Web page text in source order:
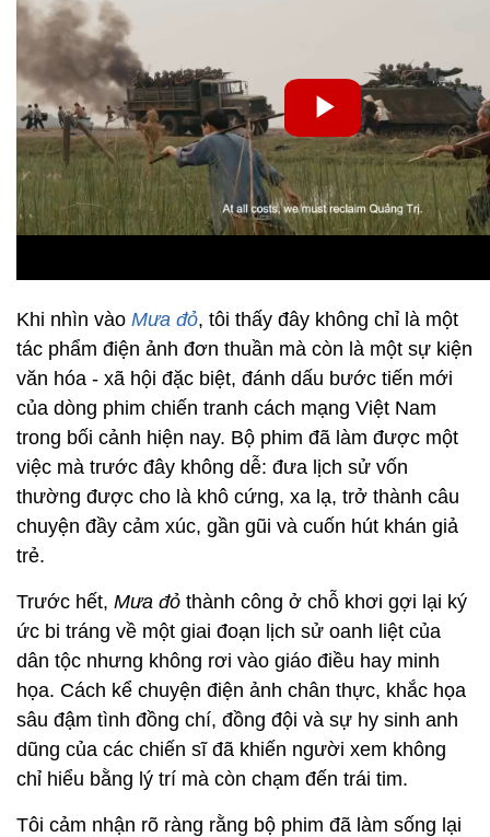
Khi nhìn vào Mưa đỏ, tôi thấy đây không chỉ là một
tác phẩm điện ảnh đơn thuần mà còn là một sự kiện
văn hóa - xã hội đặc biệt, đánh dấu bước tiến mới
của dòng phim chiến tranh cách mạng Việt Nam
trong bối cảnh hiện nay. Bộ phim đã làm được một
việc mà trước đây không dễ: đưa lịch sử vốn
thường được cho là khô cứng, xa lạ, trở thành câu
chuyện đầy cảm xúc, gần gũi và cuốn hút khán giả
trẻ.
Trước hết, Mưa đỏ thành công ở chỗ khơi gợi lại ký
ức bi tráng về một giai đoạn lịch sử oanh liệt của
dân tộc nhưng không rơi vào giáo điều hay minh
họa. Cách kể chuyện điện ảnh chân thực, khắc họa
sâu đậm tình đồng chí, đồng đội và sự hy sinh anh
dũng của các chiến sĩ đã khiến người xem không
chỉ hiểu bằng lý trí mà còn chạm đến trái tim.
Tôi cảm nhận rõ ràng rằng bộ phim đã làm sống lại